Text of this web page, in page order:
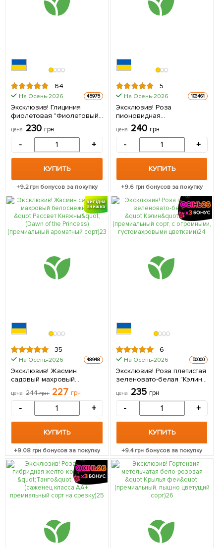
64
На Осень-2026 45975
Эксклюзив! Глициния
фиолетовая "Фиолетовый
закат" (Purple sunset)
(премиальный обильно
цветущий сорт) 1 саженец в
упаковке
цена 230 грн
- +
КУПИТЬ
+9.2грн бонусов за покупку
5
На Осень-2026 103461
Эксклюзив! Роза
пионовидная
"Первобытная" (Primavera)
(саженец класса АА+)
упаковке
цена 240 грн
- +
КУПИТЬ
+9.6грн бонусов за покупку
вигідна
знижка
35
На Осень-2026 48948
Эксклюзив! Жасмин
садовый махровый
белоснежный "Рассвет
Княжны" (Dawn of the
Princess) (премиальный
ароматный сорт) 1 саженец
в упаковке
цена 244грн 227 грн
- +
КУПИТЬ
+9.08 грн бонусов за покупку
6
На Осень-2026 50000
Эксклюзив! Роза плетистая
зеленовато-белая "Кэлин"
(Calin) (премиальный сорт, с
огромными,
густомахровыми цветками)
1 саженец в упаковке
цена 235 грн
- +
КУПИТЬ
+9.4грн бонусов за покупку